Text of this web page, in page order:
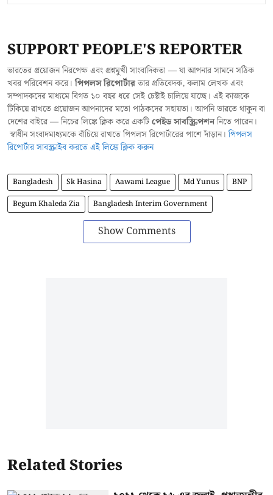
SUPPORT PEOPLE'S REPORTER
ভারতের প্রয়োজন নিরপেক্ষ এবং প্রশ্নমুখী সাংবাদিকতা — যা আপনার সামনে সঠিক
খবর পরিবেশন করে।পিপলস রিপোর্টারতার প্রতিবেদক, কলাম লেখক এবং
সম্পাদকদের মাধ্যমে বিগত ১০ বছর ধরে সেই চেষ্টাই চালিয়ে যাচ্ছে। এই কাজকে
টিকিয়ে রাখতে প্রয়োজন আপনাদের মতো পাঠকদের সহায়তা। আপনি ভারতে থাকুন বা
দেশের বাইরে — নিচের লিঙ্কে ক্লিক করে একটিপেইড সাবস্ক্রিপশননিতে পারেন।
স্বাধীন সংবাদমাধ্যমকে বাঁচিয়ে রাখতে পিপলস রিপোর্টারের পাশে দাঁড়ান।পিপলস
রিপোর্টার সাবস্ক্রাইব করতে এই লিঙ্কে ক্লিক করুন
Bangladesh Sk Hasina Aawami League Md Yunus
BNP
Begum Khaleda Zia
Bangladesh Interim Government
Show Comments
Related Stories